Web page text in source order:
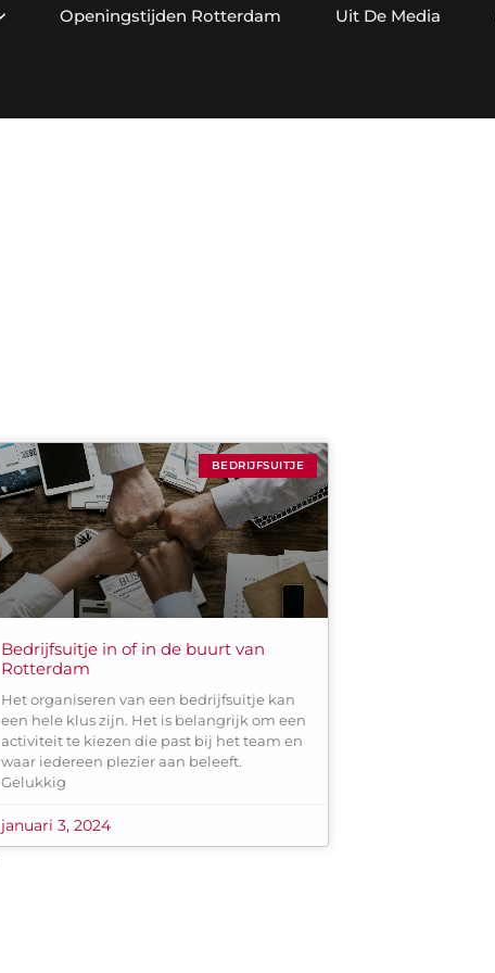
Openingstijden Rotterdam Uit De Media
BEDRIJFSUITJE
Bedrijfsuitje in of in de buurt van
Rotterdam
Het organiseren van een bedrijfsuitje kan
een hele klus zijn. Het is belangrijk om een
activiteit te kiezen die past bij het team en
waar iedereen plezier aan beleeft.
Gelukkig
januari 3, 2024